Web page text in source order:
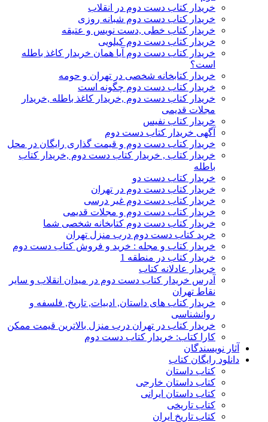
خریدار کتاب دست دوم در انقلاب
خریدار کتاب دست دوم شبانه روزی
خریدار کتاب خطی ,دست نویس و عتیقه
خریدار کتاب دست دوم کیلویی
خریدار کتاب دست دوم آیا همان خریدار کاغذ باطله
است؟
خریدار کتابخانه شخصی در تهران و حومه
خریدار کتاب دست دوم چگونه است
خریدار کتاب دست دوم ,خریدار کاغذ باطله ,خریدار
مجلات قدیمی
خریدار کتاب نفیس
آگهی خریدار کتاب دست دوم
خریدار کتاب دست دوم و قیمت گذاری رایگان در محل
خریدار کتاب , خریدار کتاب دست دوم ,خریدار کتاب
باطله
خریدار کتاب دست دو
خریدار کتاب دست دوم در تهران
خریدار کتاب دست دوم غیر درسی
خریدار کتاب دست دوم و مجلات قدیمی
خریدار کتاب دست دوم کتابخانه شخصی شما
خرید کتاب دست دوم درب منزل تهران
خریدار کتاب و مجله : خرید و فروش کتاب دست دوم
خریدار کتاب در منطقه 1
خریدار عادلانه کتاب
آدرس خریدار کتاب دست دوم در میدان انقلاب و سایر
نقاط تهران
خریدار کتاب های داستان, ادبیات, تاریخ, فلسفه و
روانشناسی
خریدار کتاب در تهران درب منزل بالاترین قیمت ممکن
کارا کتاب: خریدار کتاب دست دوم
آثار نویسندگان
دانلود رایگان کتاب
کتاب داستان
کتاب داستان خارجی
کتاب داستان ایرانی
کتاب تاریخی
کتاب تاریخ ایران